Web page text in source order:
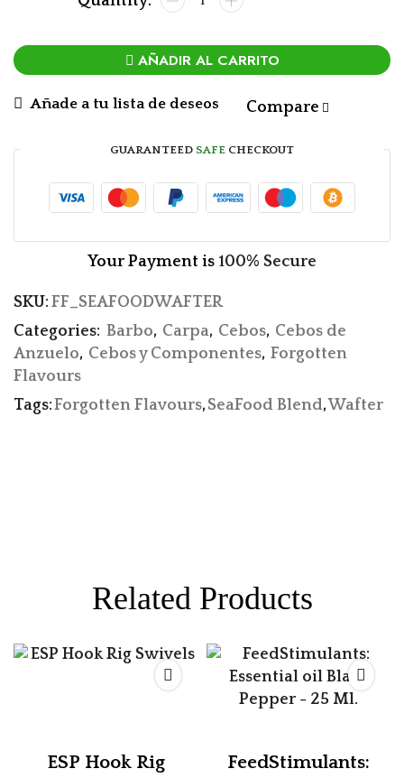
AÑADIR AL CARRITO
Añade a tu lista de deseos Compare
GUARANTEED SAFE CHECKOUT
Your Payment is 100% Secure
SKU: FF_SEAFOODWAFTER
Categories: Barbo, Carpa, Cebos, Cebos de
Anzuelo, Cebos y Componentes, Forgotten
Flavours
Tags:Forgotten Flavours,SeaFood Blend,Wafter
Related Products
ESP Hook Rig
FeedStimulants: